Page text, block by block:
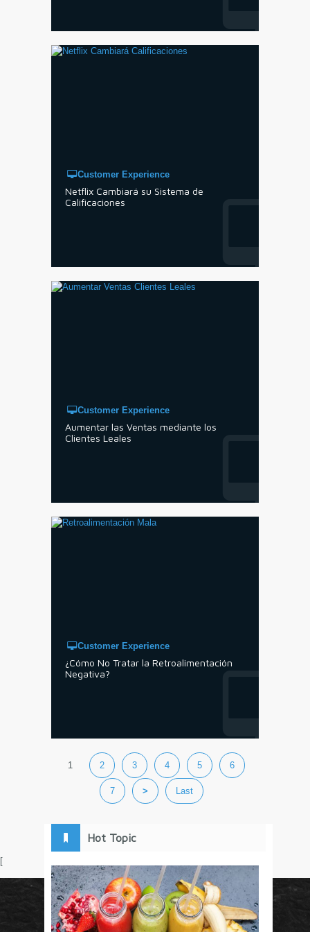
Customer Experience
Netflix Cambiará su Sistema de
Calificaciones
Customer Experience
Aumentar las Ventas mediante los
Clientes Leales
Customer Experience
¿Cómo No Tratar la Retroalimentación
Negativa?
1 2 3 4 5 6
7 > Last
Hot Topic
[